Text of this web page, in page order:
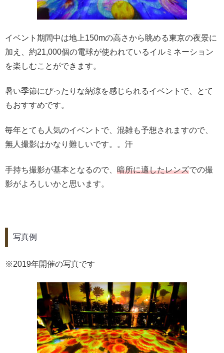
イベント期間中は地上150mの高さから眺める東京の夜景に
加え、約21,000個の電球が使われているイルミネーション
を楽しむことができます。
暑い季節にぴったりな納涼を感じられるイベントで、とて
もおすすめです。
毎年とても人気のイベントで、混雑も予想されますので、
無人撮影はかなり難しいです。。汗
手持ち撮影が基本となるので、 暗所に適したレンズでの撮
影がよろしいかと思います。
写真例
※2019年開催の写真です